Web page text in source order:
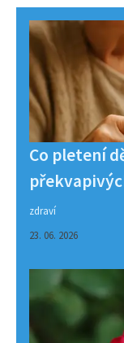
Co pletení
zdraví
23. 06. 2026